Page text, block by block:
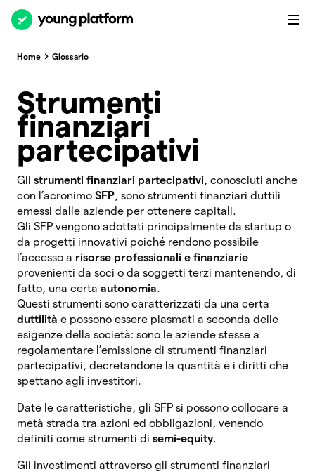
Home Glossario
Strumenti
finanziari
partecipativi
Gli strumenti finanziari partecipativi, conosciuti anche
con l’acronimo SFP, sono strumenti finanziari duttili
emessi dalle aziende per ottenere capitali.
Gli SFP vengono adottati principalmente da startup o
da progetti innovativi poiché rendono possibile
l’accesso a risorse professionali e finanziarie
provenienti da soci o da soggetti terzi mantenendo, di
fatto, una certa autonomia.
Questi strumenti sono caratterizzati da una certa
duttilità e possono essere plasmati a seconda delle
esigenze della società: sono le aziende stesse a
regolamentare l’emissione di strumenti finanziari
partecipativi, decretandone la quantità e i diritti che
spettano agli investitori.
Date le caratteristiche, gli SFP si possono collocare a
metà strada tra azioni ed obbligazioni, venendo
definiti come strumenti di semi-equity.
Gli investimenti attraverso gli strumenti finanziari